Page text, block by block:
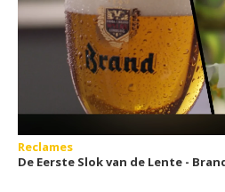
Reclames
De Eerste Slok van de Lente -